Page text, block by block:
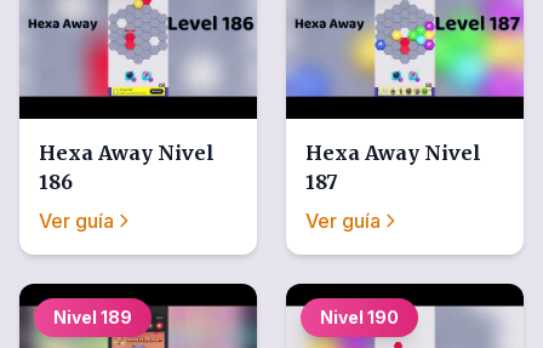
Hexa Away Nivel
186
Ver guía
Hexa Away Nivel
187
Ver guía
Nivel 189 Nivel 190